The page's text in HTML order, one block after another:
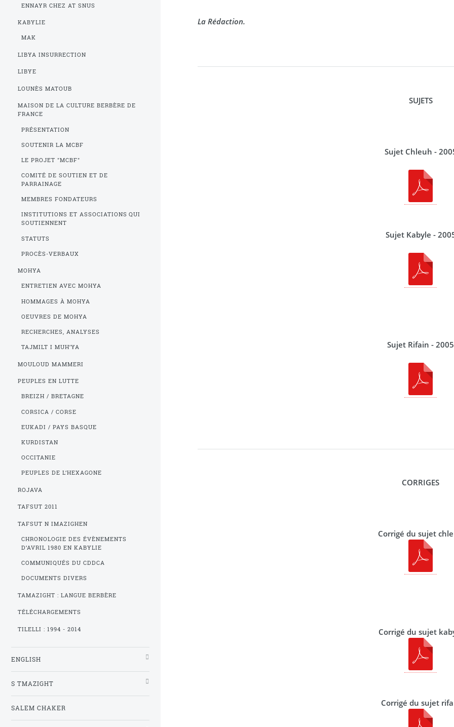
La Rédaction.
SUJETS
Sujet Chleuh -
Sujet Kabyle -
Sujet Rifain - 2005
CORRIGES
Corrigé du sujet
Corrigé du sujet
Corrigé du sujet
ENNAYR CHEZ AT SNUS
KABYLIE
MAK
LIBYA INSURRECTION
LIBYE
LOUNÈS MATOUB
MAISON DE LA CULTURE BERBÈRE DE
FRANCE
PRÉSENTATION
SOUTENIR LA MCBF
LE PROJET "MCBF"
COMITÉ DE SOUTIEN ET DE
PARRAINAGE
MEMBRES FONDATEURS
INSTITUTIONS ET ASSOCIATIONS QUI
SOUTIENNENT
STATUTS
PROCÈS-VERBAUX
MOHYA
ENTRETIEN AVEC MOHYA
HOMMAGES À MOHYA
OEUVRES DE MOHYA
RECHERCHES, ANALYSES
TAJMILT I MUH’YA
MOULOUD MAMMERI
PEUPLES EN LUTTE
BREIZH / BRETAGNE
CORSICA / CORSE
EUKADI / PAYS BASQUE
KURDISTAN
OCCITANIE
PEUPLES DE L’HEXAGONE
ROJAVA
TAFSUT 2011
TAFSUT N IMAZIGHEN
CHRONOLOGIE DES ÉVÈNEMENTS
D’AVRIL 1980 EN KABYLIE
COMMUNIQUÉS DU CDDCA
DOCUMENTS DIVERS
TAMAZIGHT : LANGUE BERBÈRE
TÉLÉCHARGEMENTS
TILELLI : 1994 - 2014
ENGLISH
S TMAZIGHT
SALEM CHAKER